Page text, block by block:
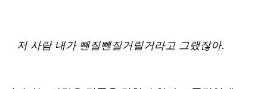
저 사람 내가 뺀질뺀질거릴거라고 그랬잖아.